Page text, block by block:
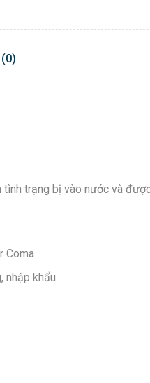
tình trạng bị vào nước và
Coma
khẩu.